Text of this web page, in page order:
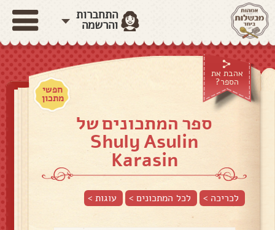
התחברות
והרשמה
אהבת את
הספר?
חפשי
מתכון
ספר המתכונים של
Shuly Asulin
Karasin
לכריכה > לכל המתכונים > עוגות>